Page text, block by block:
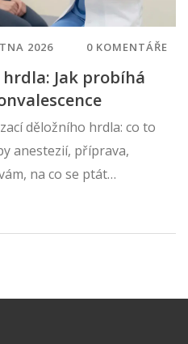
2026 0 KOMENTÁŘE
Jak probíhá
děložního hrdla: co to
anestezií, příprava,
na co se ptát